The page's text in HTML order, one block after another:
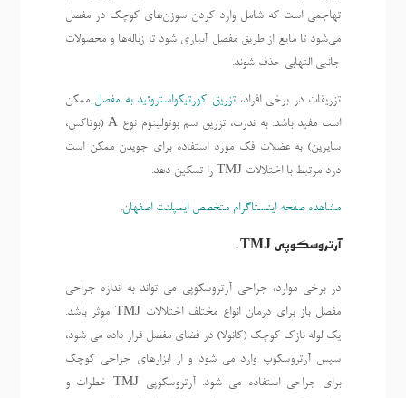
تهاجمی است که شامل وارد کردن سوزن‌های کوچک در مفصل
می‌شود تا مایع از طریق مفصل آبیاری شود تا زباله‌ها و محصولات
جانبی التهابی حذف شوند.
تزریقات در برخی افراد، تزریق کورتیکواستروئید به مفصل ممکن
است مفید باشد. به ندرت، تزریق سم بوتولینوم نوع A (بوتاکس،
سایرین) به عضلات فک مورد استفاده برای جویدن ممکن است
درد مرتبط با اختلالات TMJ را تسکین دهد.
مشاهده صفحه اینستاگرام متخصص ایمپلنت اصفهان.
آرتروسکوپی TMJ.
در برخی موارد، جراحی آرتروسکوپی می تواند به اندازه جراحی
مفصل باز برای درمان انواع مختلف اختلالات TMJ موثر باشد.
یک لوله نازک کوچک (کانولا) در فضای مفصل قرار داده می شود،
سپس آرتروسکوپ وارد می شود و از ابزارهای جراحی کوچک
برای جراحی استفاده می شود. آرتروسکوپی TMJ خطرات و